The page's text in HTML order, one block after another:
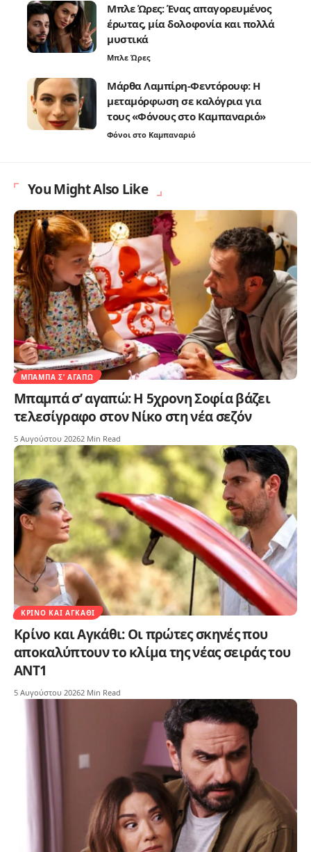
Μπλε Ώρες: Ένας απαγορευμένος
έρωτας, μία δολοφονία και πολλά
μυστικά
Μπλε Ώρες
Μάρθα Λαμπίρη-Φεντόρουφ: Η
μεταμόρφωση σε καλόγρια για
τους «Φόνους στο Καμπαναριό»
Φόνοι στο Καμπαναριό
You Might Also Like
ΜΠΑΜΠΆ Σ’ ΑΓΑΠΏ
Μπαμπά σ’ αγαπώ: Η 5χρονη Σοφία βάζει
τελεσίγραφο στον Νίκο στη νέα σεζόν
5 Αυγούστου 20262 Min Read
ΚΡΊΝΟ ΚΑΙ ΑΓΚΆΘΙ
Κρίνο και Αγκάθι: Οι πρώτες σκηνές που
αποκαλύπτουν το κλίμα της νέας σειράς του
ΑΝΤ1
5 Αυγούστου 20262 Min Read